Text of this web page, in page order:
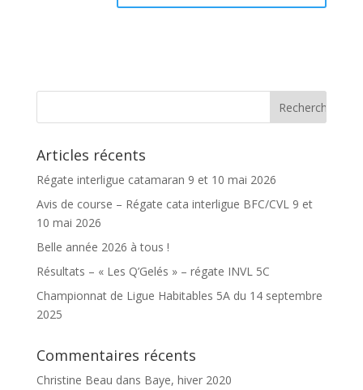
Articles récents
Régate interligue catamaran 9 et 10 mai 2026
Avis de course – Régate cata interligue BFC/CVL 9 et
10 mai 2026
Belle année 2026 à tous !
Résultats – « Les Q’Gelés » – régate INVL 5C
Championnat de Ligue Habitables 5A du 14 septembre
2025
Commentaires récents
Christine Beau dans Baye, hiver 2020